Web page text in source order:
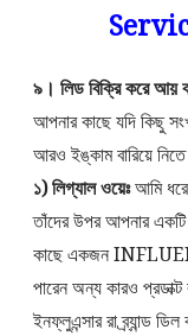
৯। লিড বিক্রি করে আয়
আপনার কাছে যদি কিছু
আরও ইঙ্কাম বারিয়ে
১) লিগ্যাল ওয়েঃআমি ধরে
তাঁদের উপর আপনার
কাছে একজন
পারেন অন্য কারও প্রডাক্ট
ইনফ্লুএন্সার রা ব্র্যান্ড